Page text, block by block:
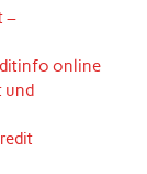
–
online
und